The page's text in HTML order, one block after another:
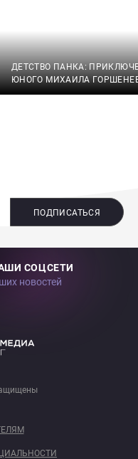
ДЕТСТВО ПАНКА:
ЮНОГО МИХАИЛА
ПОДПИСАТЬСЯ
СОЦСЕТИ
новостей